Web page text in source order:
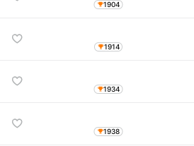
1904
1914
1934
1938